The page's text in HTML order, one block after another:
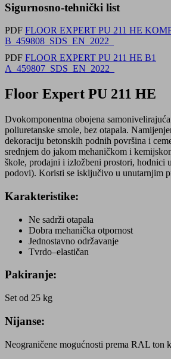
Sigurnosno-tehnički list
PDF FLOOR EXPERT PU 211 HE
B_459808_SDS_EN_2022_
PDF FLOOR EXPERT PU 211 HE B1
A_459807_SDS_EN_2022_
Floor Expert PU 211 HE
Dvokomponentna obojena
poliuretanske smole, bez otapala.
dekoraciju betonskih podnih površina i
srednjem do jakom mehaničkom i
škole, prodajni i izložbeni prostori, hodnici
podovi). Koristi se isključivo u unutarnjim
Karakteristike:
Ne sadrži otapala
Dobra mehanička otpornost
Jednostavno održavanje
Tvrdo–elastičan
Pakiranje:
Set od 25 kg
Nijanse:
Neograničene mogućnosti prema RAL ton